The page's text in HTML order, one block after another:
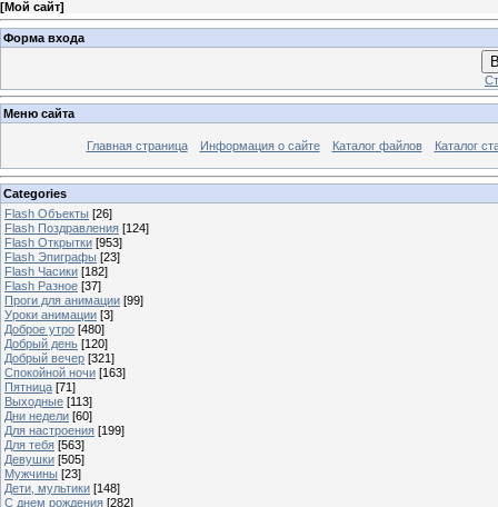
[Мой сайт]
Форма входа
Меню сайта
Главная страница Информация о сайте Каталог файлов Каталог
Categories
Flash Объекты [26]
Flash Поздравления [124]
Flash Открытки [953]
Flash Эпиграфы [23]
Flash Часики [182]
Flash Разное [37]
Проги для анимации [99]
Уроки анимации [3]
Доброе утро [480]
Добрый день [120]
Добрый вечер [321]
Спокойной ночи [163]
Пятница [71]
Выходные [113]
Дни недели [60]
Для настроения [199]
Для тебя [563]
Девушки [505]
Мужчины [23]
Дети, мультики [148]
С днем рождения [282]